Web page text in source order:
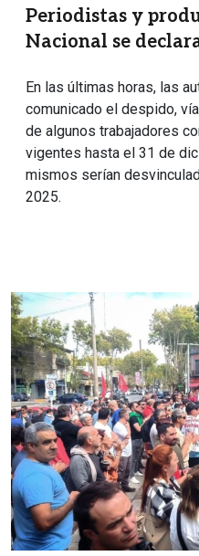
Periodistas y
Nacional se
En las últimas horas, las
comunicado el despido,
de algunos trabajadores
vigentes hasta el 31 de
mismos serían
2025.
Imagen